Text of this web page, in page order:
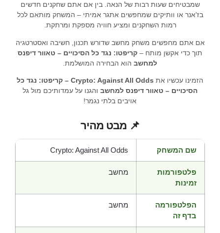
שמבטיחים שעות רבות של הנאה. בין אם אתם שחקנים חדשים
בז’אנר או וותיקים שמחפשים אתגר אמיתי – המשחק מותאם לכל
רמות השחקנים ומציע חוויה מספקת ומרתקת.
אם אתם מחפשים משחק מחשב שדורש תכנון, חשיבה ואסטרטגיה
תוך כדי אקשן מותח – קריפטו: נגד כל הסיכויים – טאוור דיפנס
למחשב הוא הבחירה המושלמת.
הזמינו עכשיו את
Crypto: Against All Odds – קריפטו: נגד כל
הסיכויים – טאוור דיפנס למחשב והגנו על עמדותיכם מול גל
אויבים בלתי נגמר!
📌 מבט מהיר
שם המשחק Crypto: Against All Odds
פלטפורמות
זמינות
מחשב
הפלטפורמה
בדף זה
מחשב